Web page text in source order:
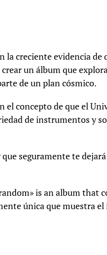
la creciente evidencia de
un álbum que
de un plan cósmico.
el concepto de que el
de instrumentos y
seguramente te
is an album that
única que muestra